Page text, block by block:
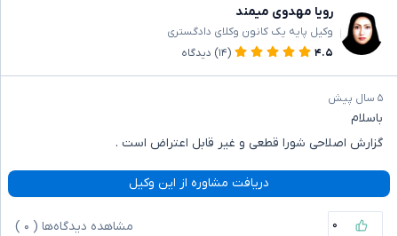
رویا مهدوی میمند
وکیل پایه یک کانون وکلای دادگستری
۴.۵
(۱۴) دیدگاه
۵ سال پیش
باسلام
گزارش اصلاحی شورا قطعی و غیر قابل اعتراض است .
دریافت مشاوره از این وکیل
۰ مشاهده دیدگاه‌ها ( ۰